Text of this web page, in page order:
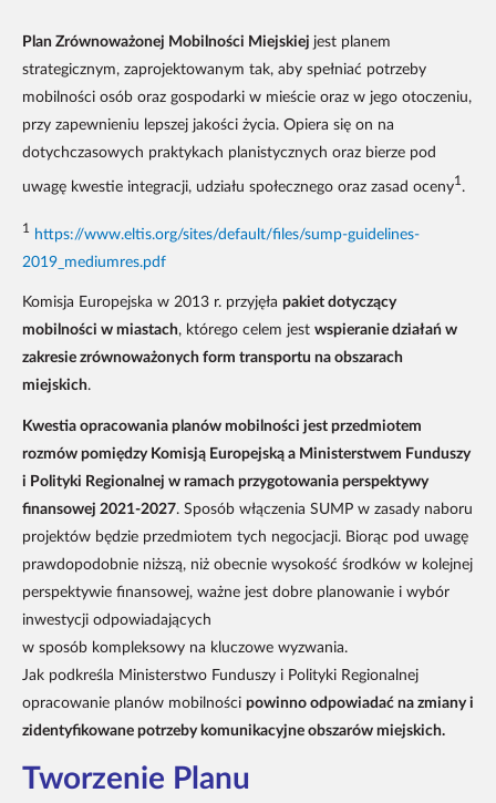
Plan Zrównoważonej Mobilności Miejskiej jest planem
strategicznym, zaprojektowanym tak, aby spełniać potrzeby
mobilności osób oraz gospodarki w mieście oraz w jego otoczeniu,
przy zapewnieniu lepszej jakości życia. Opiera się on na
dotychczasowych praktykach planistycznych oraz bierze pod
uwagę kwestie integracji, udziału społecznego oraz zasad oceny1.
1
https://www.eltis.org/sites/default/files/sump-guidelines-
2019_mediumres.pdf
Komisja Europejska w 2013 r. przyjęła pakiet dotyczący
mobilności w miastach, którego celem jest wspieranie działań w
zakresie zrównoważonych form transportu na obszarach
miejskich.
Kwestia opracowania planów mobilności jest przedmiotem
rozmów pomiędzy Komisją Europejską a Ministerstwem Funduszy
i Polityki Regionalnej w ramach przygotowania perspektywy
finansowej 2021-2027. Sposób włączenia SUMP w zasady naboru
projektów będzie przedmiotem tych negocjacji. Biorąc pod uwagę
prawdopodobnie niższą, niż obecnie wysokość środków w kolejnej
perspektywie finansowej, ważne jest dobre planowanie i wybór
inwestycji odpowiadających
w sposób kompleksowy na kluczowe wyzwania.
Jak podkreśla Ministerstwo Funduszy i Polityki Regionalnej
opracowanie planów mobilności powinno odpowiadać na zmiany i
zidentyfikowane potrzeby komunikacyjne obszarów miejskich.
Tworzenie Planu